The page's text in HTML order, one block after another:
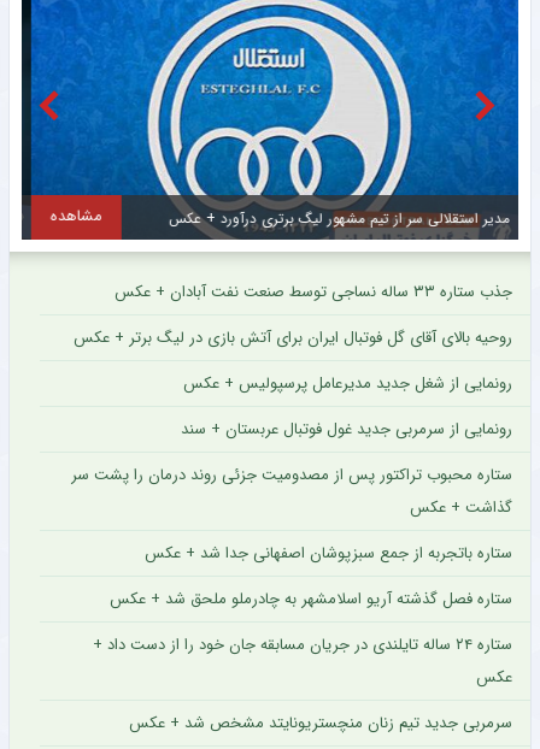
مهدی طارمی برای ستاره اینتر پیام فرستاد + عکس مشاهده
جذب ستاره ۳۳ ساله نساجی توسط صنعت نفت آبادان + عکس
روحیه بالای آقای گل فوتبال ایران برای آتش بازی در لیگ برتر + عکس
رونمایی از شغل جدید مدیرعامل پرسپولیس + عکس
رونمایی از سرمربی جدید غول فوتبال عربستان + سند
ستاره محبوب تراکتور پس از مصدومیت جزئی روند درمان را پشت سر
گذاشت + عکس
ستاره باتجربه از جمع سبزپوشان اصفهانی جدا شد + عکس
ستاره فصل گذشته آریو اسلامشهر به چادرملو ملحق شد + عکس
ستاره ۲۴ ساله تایلندی در جریان مسابقه جان خود را از دست داد +
عکس
سرمربی جدید تیم زنان منچستریونایتد مشخص شد + عکس